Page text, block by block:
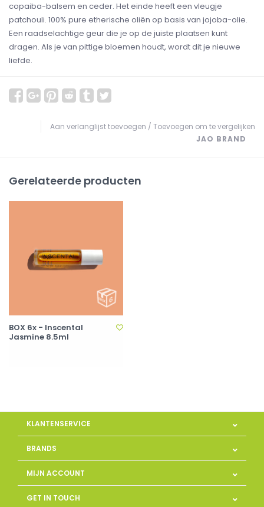
copaiba-balsem en ceder. Het einde heeft een vleugje
patchouli. 100% pure etherische oliën op basis van jojoba-olie.
Een raadselachtige geur die je op de juiste plaatsen kunt
dragen. Als je van pittige bloemen houdt, wordt dit je nieuwe
liefde.
Aan verlanglijst toevoegen / Toevoegen om te vergelijken
JAO BRAND
Gerelateerde producten
BOX 6x - Inscental
Jasmine 8.5ml
KLANTENSERVICE
BRANDS
MIJN ACCOUNT
GET IN TOUCH